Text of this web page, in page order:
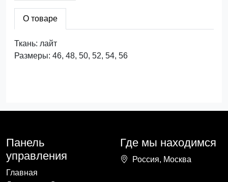
О товаре
Ткань: лайт
Размеры: 46, 48, 50, 52, 54, 56
Панель
управления
Главная
Где мы находимся
Россия, Москва